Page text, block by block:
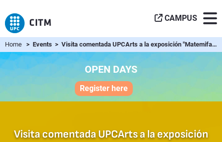
CAMPUS
Home > Events > Visita comentada UPCArts a la exposición "Matemifasol"
OPEN DAYS
Register here
Visita comentada UPCArts a la exposición